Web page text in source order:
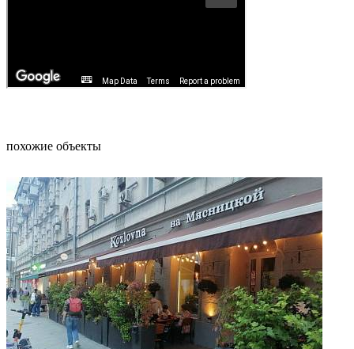
похожие объекты